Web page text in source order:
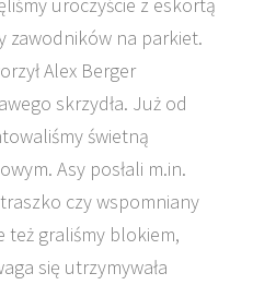
zawodników na parkiet.
Alex Berger
skrzydła. Już od
świetną
Asy posłali m.in.
czy wspomniany
też graliśmy blokiem,
się utrzymywała